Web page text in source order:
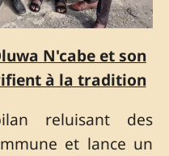
N'cabe et son
à la tradition
reluisant des
et lance un